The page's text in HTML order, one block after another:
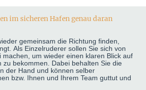
im sicheren Hafen genau daran
gemeinsam die Richtung finden,
Als Einzelruderer sollen Sie sich von
machen, um wieder einen klaren Blick auf
zu bekommen. Dabei behalten Sie die
der Hand und können selber
bzw. Ihnen und Ihrem Team guttut und